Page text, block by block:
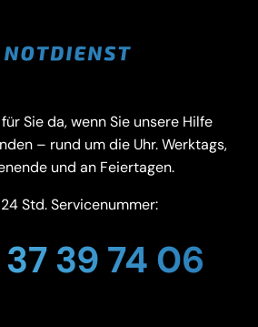
Sie da, wenn Sie unsere Hilfe
– rund um die Uhr. Werktags,
und an Feiertagen.
Std. Servicenummer:
37 39 74 06